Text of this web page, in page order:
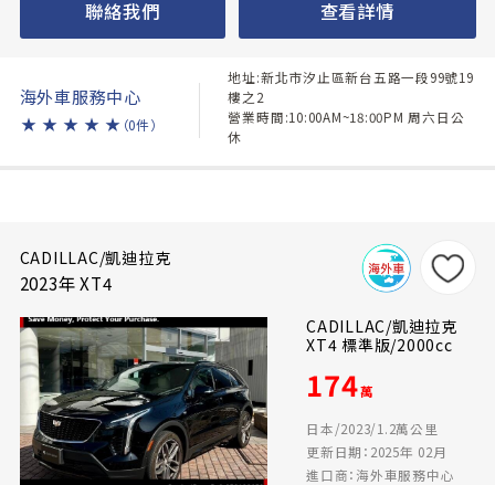
聯絡我們 查看詳情
海外車服務中心
★ ★ ★ ★ ★ （0件）
地址:新北市汐止區新台五路一段99號19
樓之2
營業時間:10:00AM~18:00PM 周六日公
休
CADILLAC/凱迪拉克
2023年 XT4
CADILLAC/凱迪拉克
XT4 標準版/2000cc
174萬
日本/2023/1.2萬公里
更新日期：2025年 02月
進口商：海外車服務中心